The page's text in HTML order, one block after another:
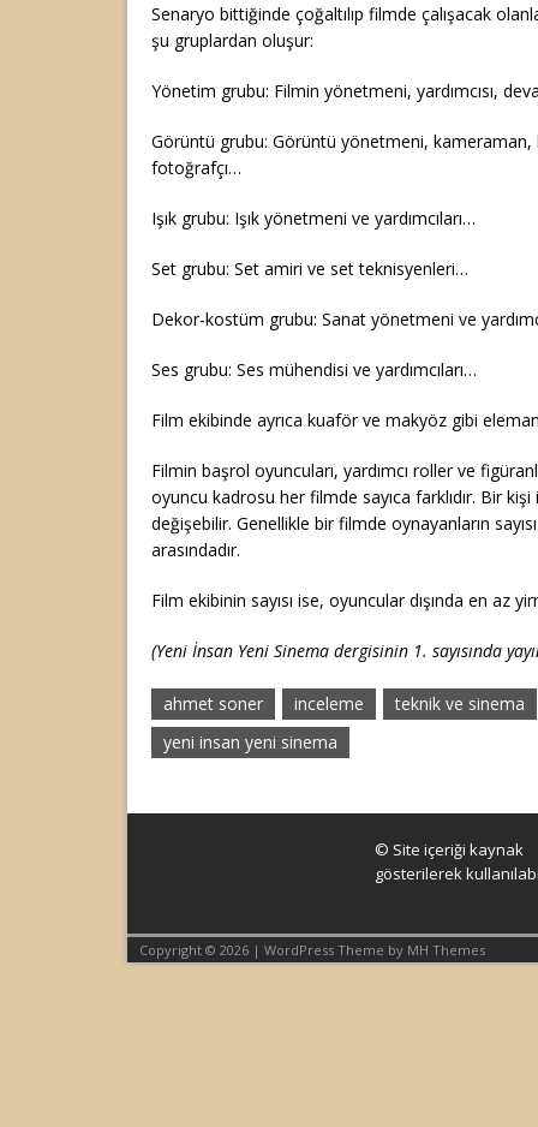
Senaryo bittiğinde çoğaltılıp filmde çalışacak
şu gruplardan oluşur:
Yönetim grubu: Filmin yönetmeni, yardımcısı,
Görüntü grubu: Görüntü yönetmeni, kameraman,
fotoğrafçı…
Işık grubu: Işık yönetmeni ve yardımcıları…
Set grubu: Set amiri ve set teknisyenleri…
Dekor-kostüm grubu: Sanat yönetmeni ve
Ses grubu: Ses mühendisi ve yardımcıları…
Film ekibinde ayrıca kuaför ve makyöz gibi
Filmin başrol oyuncuları, yardımcı roller ve
oyuncu kadrosu her filmde sayıca farklıdır. Bir kişi
değişebilir. Genellikle bir filmde oynayanların
arasındadır.
Film ekibinin sayısı ise, oyuncular dışında en az
(Yeni İnsan Yeni Sinema dergisinin 1. sayısında
ahmet soner inceleme
teknik ve sinema
yeni insan yeni sinema
© Site içeriği kaynak
gösterilerek
Copyright © 2026 | WordPress Theme by MH Themes